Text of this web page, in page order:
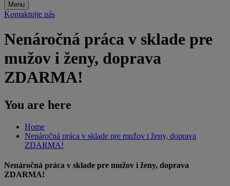
Menu
Kontaktujte nás
Nenáročná práca v sklade pre
mužov i ženy, doprava
ZDARMA!
You are here
Home
Nenáročná práca v sklade pre mužov i ženy, doprava
ZDARMA!
Nenáročná práca v sklade pre mužov i ženy, doprava
ZDARMA!